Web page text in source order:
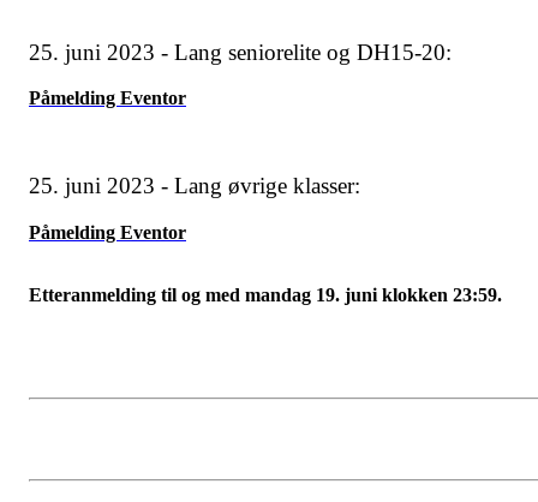
25. juni 2023 - Lang seniorelite og DH15-20:
Påmelding Eventor
25. juni 2023 - Lang øvrige klasser:
Påmelding Eventor
Etteranmelding til og med mandag 19. juni klokken 23:59.